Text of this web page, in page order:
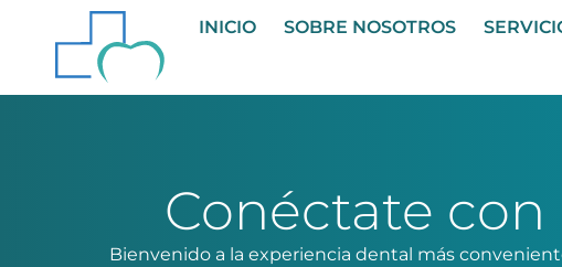
INICIO SOBRE NOSOTROS
Conéctate con
Bienvenido a la experiencia dental más